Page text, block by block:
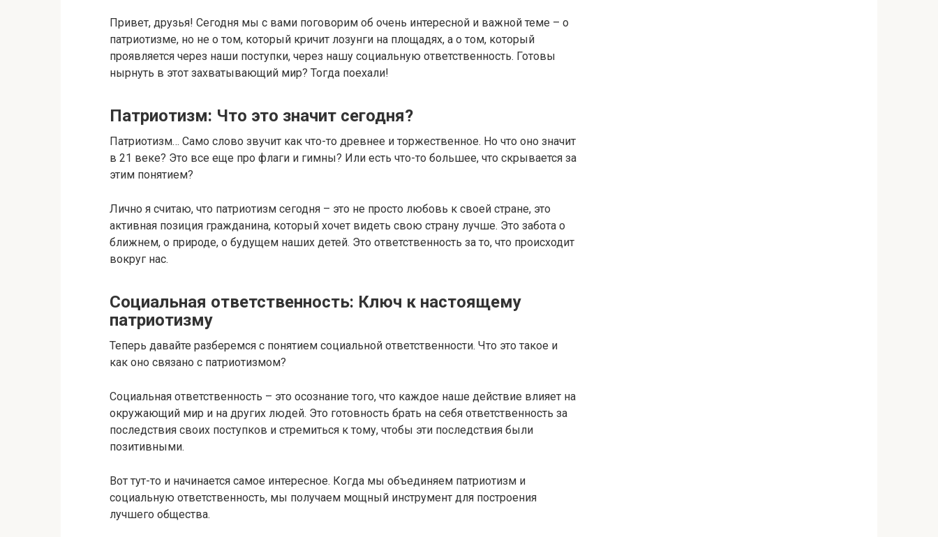
Привет, друзья! Сегодня мы с вами поговорим об очень интересной и важной теме – о
патриотизме, но не о том, который кричит лозунги на площадях, а о том, который
проявляется через наши поступки, через нашу социальную ответственность. Готовы
нырнуть в этот захватывающий мир? Тогда поехали!
Патриотизм: Что это значит сегодня?
Патриотизм… Само слово звучит как что-то древнее и торжественное. Но что оно значит
в 21 веке? Это все еще про флаги и гимны? Или есть что-то большее, что скрывается за
этим понятием?
Лично я считаю, что патриотизм сегодня – это не просто любовь к своей стране, это
активная позиция гражданина, который хочет видеть свою страну лучше. Это забота о
ближнем, о природе, о будущем наших детей. Это ответственность за то, что происходит
вокруг нас.
Социальная ответственность: Ключ к настоящему
патриотизму
Теперь давайте разберемся с понятием социальной ответственности. Что это такое и
как оно связано с патриотизмом?
Социальная ответственность – это осознание того, что каждое наше действие влияет на
окружающий мир и на других людей. Это готовность брать на себя ответственность за
последствия своих поступков и стремиться к тому, чтобы эти последствия были
позитивными.
Вот тут-то и начинается самое интересное. Когда мы объединяем патриотизм и
социальную ответственность, мы получаем мощный инструмент для построения
лучшего общества.